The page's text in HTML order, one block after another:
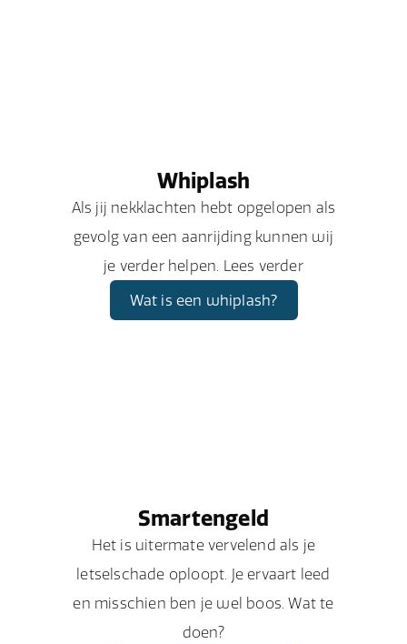
Whiplash
Als jij nekklachten hebt opgelopen als
gevolg van een aanrijding kunnen wij
je verder helpen. Lees verder
Wat is een whiplash?
Smartengeld
Het is uitermate vervelend als je
letselschade oploopt. Je ervaart leed
en misschien ben je wel boos. Wat te
doen?